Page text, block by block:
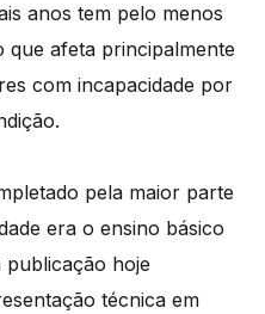
anos tem pelo menos
que afeta principalmente
com incapacidade por
pela maior parte
era o ensino básico
hoje
técnica em